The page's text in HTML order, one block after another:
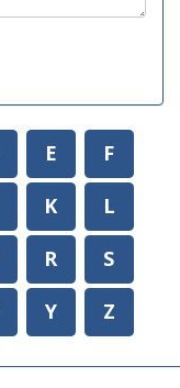
E
F
K
L
R
S
Y Z